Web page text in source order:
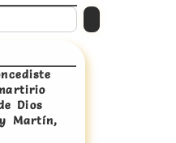
Dios
Martín,